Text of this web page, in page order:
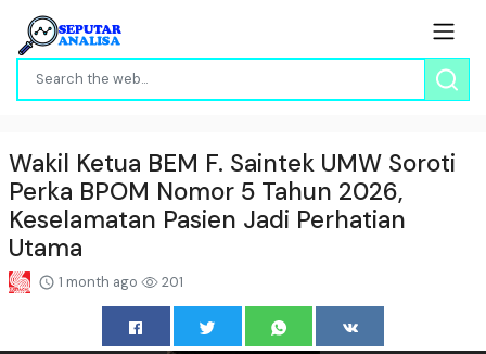
Wakil Ketua BEM F. Saintek UMW Soroti
Perka BPOM Nomor 5 Tahun 2026,
Keselamatan Pasien Jadi Perhatian
Utama
1 month ago 201